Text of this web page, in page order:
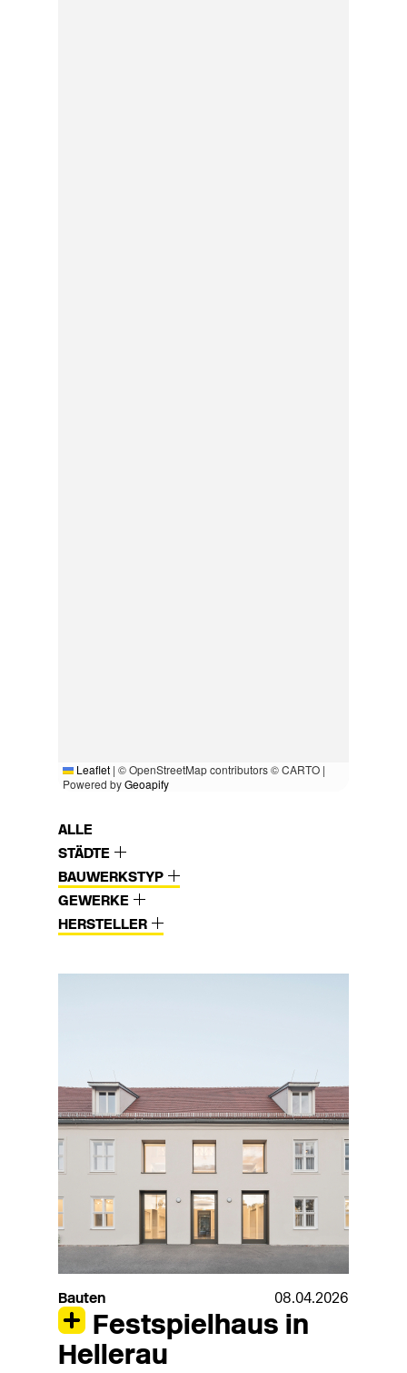
Leaflet | © OpenStreetMap contributors © CARTO |
Powered byGeoapify
ALLE
STÄDTE
BAUWERKSTYP
GEWERKE
HERSTELLER
Bauten 08.04.2026
Festspielhaus in
Hellerau